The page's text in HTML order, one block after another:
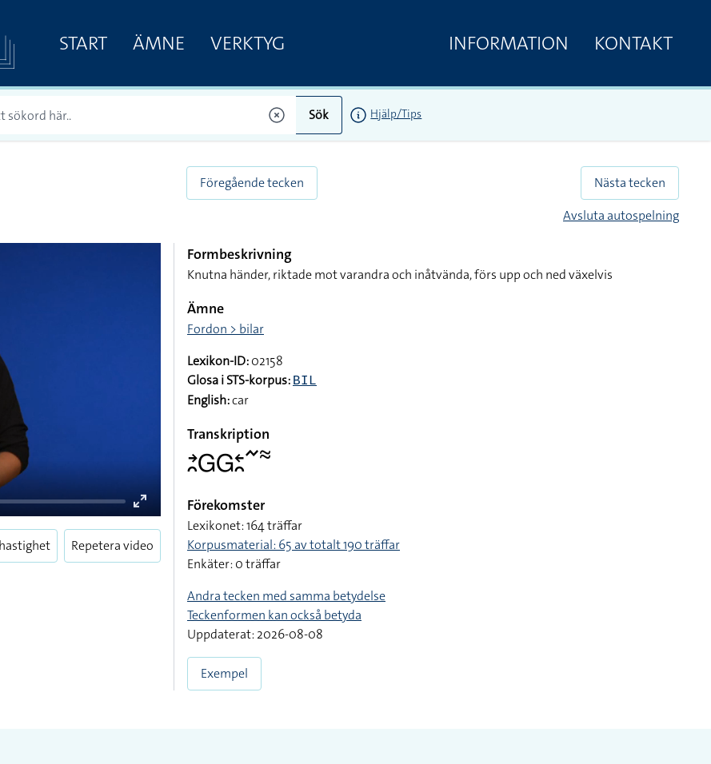
START ÄMNE VERKTYG INFORMATION KONTAKT
Sök Hjälp/Tips
Föregående tecken
Nästa tecken
Avsluta autospelning
Repetera video
Formbeskrivning
Knutna händer, riktade mot varandra och inåtvända, förs upp och ned växelvis
Ämne
Fordon > bilar
Lexikon-ID:02158
Glosa i STS-korpus: BIL
English:car
Transkription
􌥔􌥘􌤦􌤦􌥓􌥘􌥨􌦇
Förekomster
Lexikonet: 164 träffar
Korpusmaterial: 65 av totalt 190 träffar
Enkäter: 0 träffar
Andra tecken med samma betydelse
Teckenformen kan också betyda
Uppdaterat: 2026-08-08
Exempel